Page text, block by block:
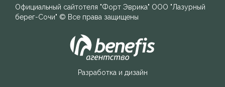
Официальный сайтотеля "Форт Эврика" ООО "Лазурный
берег-Сочи" © Все права защищены
Разработка и дизайн